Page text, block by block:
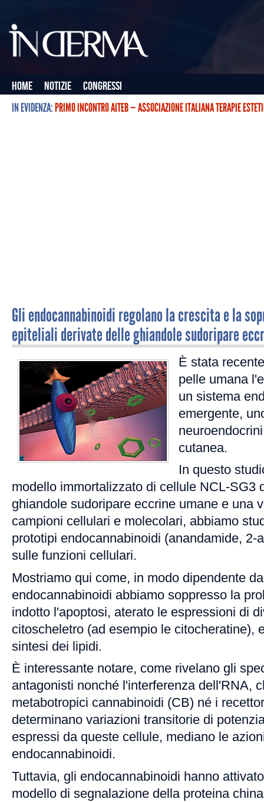
Home Notizie
Congressi
IN EVIDENZA:PRIMO INCONTRO AITEB — ASSOCIAZIONE ITALIANA TERAPIE
Gli endocannabinoidi regolano la crescita e la
epiteliali derivate delle ghiandole sudoripare
È stata
pelle umana
un sistema
emergente,
cutanea.
In questo
modello immortalizzato di cellule NCL-SG3
ghiandole sudoripare eccrine umane e una
campioni cellulari e molecolari, abbiamo
prototipi endocannabinoidi (anandamide, 2-
sulle funzioni cellulari.
Mostriamo qui come, in modo dipendente
endocannabinoidi abbiamo soppresso la
indotto l'apoptosi, aterato le espressioni di
citoscheletro (ad esempio le citocheratine),
sintesi dei lipidi.
È interessante notare, come rivelano gli
antagonisti nonché l'interferenza dell'RNA,
metabotropici cannabinoidi (CB) né i
determinano variazioni transitorie di
espressi da queste cellule, mediano le
endocannabinoidi.
Tuttavia, gli endocannabinoidi hanno
modello di segnalazione della proteina